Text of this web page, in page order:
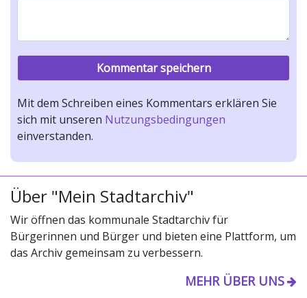
Mit dem Schreiben eines Kommentars erklären Sie
sich mit unseren Nutzungsbedingungen
einverstanden.
Über "Mein Stadtarchiv"
Wir öffnen das kommunale Stadtarchiv für
Bürgerinnen und Bürger und bieten eine Plattform, um
das Archiv gemeinsam zu verbessern.
MEHR ÜBER UNS